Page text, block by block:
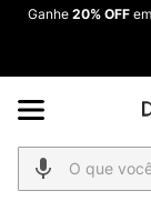
Ganhe 20% OFFem
O que você